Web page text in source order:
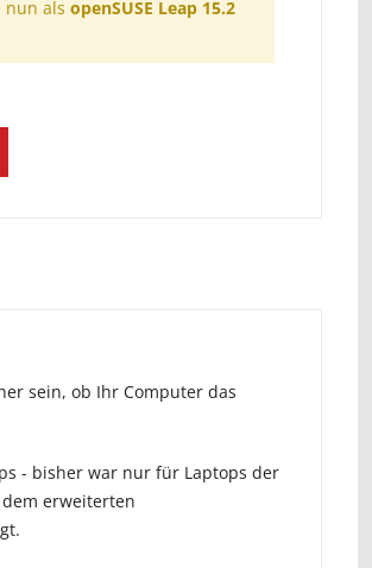
nun als openSUSE Leap 15.2
sein, ob Ihr Computer das
- bisher war nur für Laptops der
erweiterten